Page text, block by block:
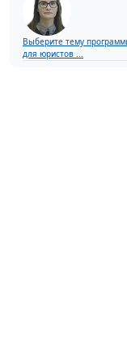
Выберите тему
для юристов ...